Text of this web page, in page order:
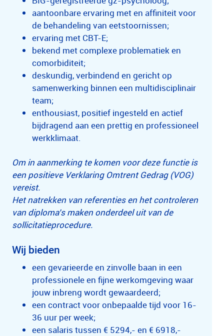
aantoonbare ervaring met en affiniteit voor
de behandeling van eetstoornissen;
ervaring met CBT-E;
bekend met complexe problematiek en
comorbiditeit;
deskundig, verbindend en gericht op
samenwerking binnen een multidisciplinair
team;
enthousiast, positief ingesteld en actief
bijdragend aan een prettig en professioneel
werkklimaat.
Om in aanmerking te komen voor deze functie is
een positieve Verklaring Omtrent Gedrag (VOG)
vereist.
Het natrekken van referenties en het controleren
van diploma’s maken onderdeel uit van de
sollicitatieprocedure.
Wij bieden
een gevarieerde en zinvolle baan in een
professionele en fijne werkomgeving waar
jouw inbreng wordt gewaardeerd;
een contract voor onbepaalde tijd voor 16-
36 uur per week;
een salaris tussen € 5294,- en € 6918,-